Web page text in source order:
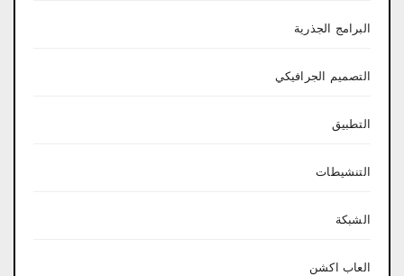
البرامج الجذرية
التصميم الجرافيكي
التطبيق
التنشيطات
الشبكة
العاب اكشن